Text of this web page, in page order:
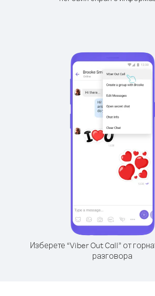
Изберете “Viber Out Call” от
разговора